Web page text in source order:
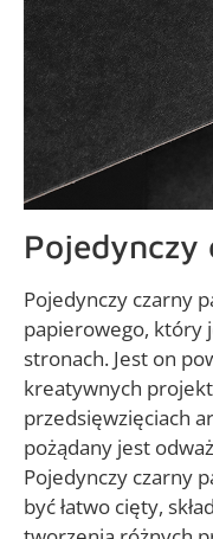
Pojedynczy
Pojedynczy czarny
papierowego, który
stronach. Jest on
kreatywnych
przedsięwzięciach
pożądany jest
Pojedynczy czarny
być łatwo cięty,